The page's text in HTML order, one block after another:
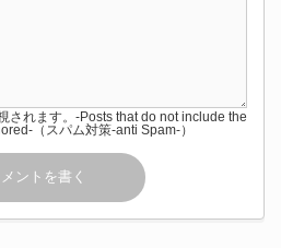
されます。-Posts that do not include the
（スパム対策-anti Spam-）